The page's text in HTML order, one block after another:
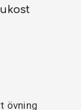
övning